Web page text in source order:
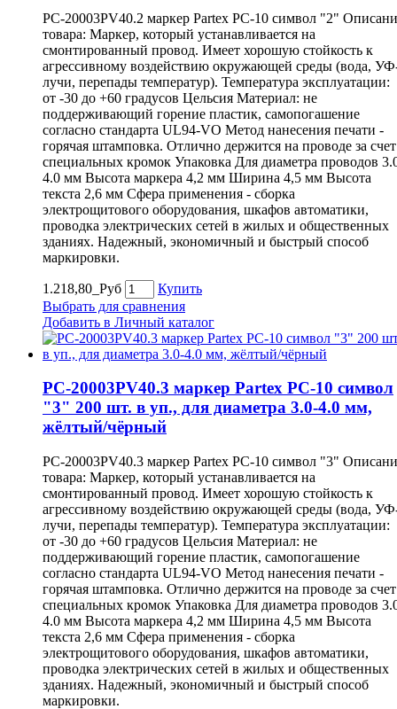
PC-20003PV40.2 маркер Partex PC-10 символ "2"
товара: Маркер, который устанавливается на
смонтированный провод. Имеет хорошую стойкость к
агрессивному воздействию окружающей среды (вода,
лучи, перепады температур). Температура эксплуатации:
от -30 до +60 градусов Цельсия Материал: не
поддерживающий горение пластик, самопогашение
согласно стандарта UL94-VO Метод нанесения печати -
горячая штамповка. Отлично держится на проводе за счет
специальных кромок Упаковка Для диаметра проводов
4.0 мм Высота маркера 4,2 мм Ширина 4,5 мм Высота
текста 2,6 мм Сфера применения - сборка
электрощитового оборудования, шкафов автоматики,
проводка электрических сетей в жилых и общественных
зданиях. Надежный, экономичный и быстрый способ
маркировки.
1.218,80_Руб
Купить
Выбрать для сравнения
Добавить в Личный каталог
PC-20003PV40.3 маркер Partex PC-10 символ
"3" 200 шт. в уп., для диаметра 3.0-4.0 мм,
жёлтый/чёрный
PC-20003PV40.3 маркер Partex PC-10 символ "3"
товара: Маркер, который устанавливается на
смонтированный провод. Имеет хорошую стойкость к
агрессивному воздействию окружающей среды (вода,
лучи, перепады температур). Температура эксплуатации:
от -30 до +60 градусов Цельсия Материал: не
поддерживающий горение пластик, самопогашение
согласно стандарта UL94-VO Метод нанесения печати -
горячая штамповка. Отлично держится на проводе за счет
специальных кромок Упаковка Для диаметра проводов
4.0 мм Высота маркера 4,2 мм Ширина 4,5 мм Высота
текста 2,6 мм Сфера применения - сборка
электрощитового оборудования, шкафов автоматики,
проводка электрических сетей в жилых и общественных
зданиях. Надежный, экономичный и быстрый способ
маркировки.